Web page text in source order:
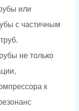
или
с частичным
не только
к